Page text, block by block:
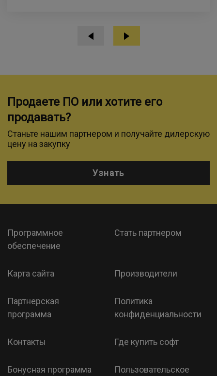
Продаете ПО или хотите его
продавать?
Станьте нашим партнером и получайте дилерскую
цену на закупку
Узнать
Программное
обеспечение
Стать партнером
Карта сайта Производители
Партнерская
программа
Политика
конфиденциальности
Контакты Где купить софт
Бонусная программа
Пользовательское